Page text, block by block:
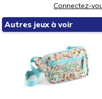
Connectez-
Autres jeux à voir